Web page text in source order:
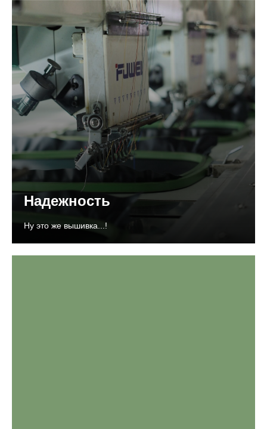
Надежность
Ну это же вышивка...!